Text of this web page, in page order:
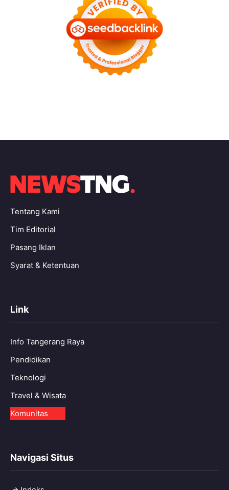
Tentang Kami
Tim Editorial
Pasang Iklan
Syarat & Ketentuan
Link
Info Tangerang Raya
Pendidikan
Teknologi
Travel & Wisata
Komunitas
Navigasi Situs